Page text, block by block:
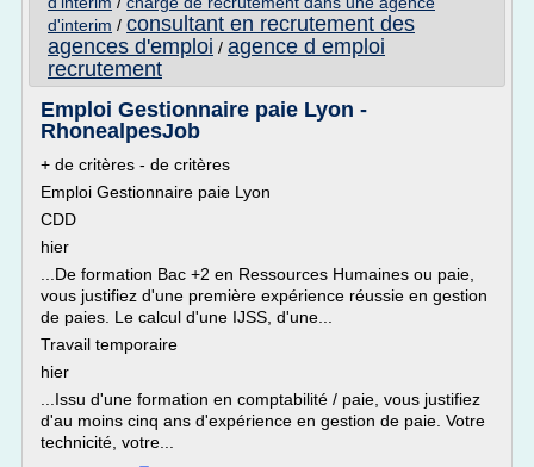
d'interim / consultant en recrutement des
agences d'emploi / agence d emploi
recrutement
Emploi Gestionnaire paie Lyon -
RhonealpesJob
+ de critères - de critères
Emploi Gestionnaire paie Lyon
CDD
hier
...De formation Bac +2 en Ressources Humaines ou paie,
vous justifiez d'une première expérience réussie en gestion
de paies. Le calcul d'une IJSS, d'une...
Travail temporaire
hier
...Issu d'une formation en comptabilité / paie, vous justifiez
d'au moins cinq ans d'expérience en gestion de paie. Votre
technicité, votre...